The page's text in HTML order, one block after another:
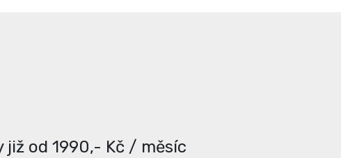
již od 1990,- Kč / měsíc